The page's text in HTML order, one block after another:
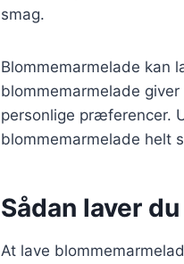
smag.
Blommemarmelade kan
blommemarmelade
personlige præferencer.
blommemarmelade helt
Sådan laver
At lave